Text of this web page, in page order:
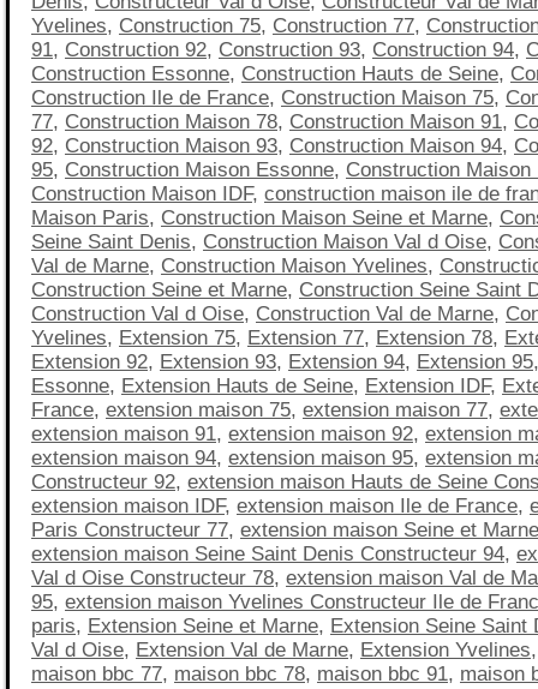
Yvelines, Construction 75, Construction 77,
91, Construction 92, Construction 93, Construction 94,
Construction Essonne, Construction Hauts de Seine,
Construction Ile de France, Construction Maison 75,
77, Construction Maison 78, Construction Maison 91,
92, Construction Maison 93, Construction Maison 94,
95, Construction Maison Essonne, Construction Maison
Construction Maison IDF, construction maison ile de
Maison Paris, Construction Maison Seine et Marne,
Seine Saint Denis, Construction Maison Val d Oise,
Val de Marne, Construction Maison Yvelines,
Construction Seine et Marne, Construction Seine Saint
Construction Val d Oise, Construction Val de Marne,
Yvelines, Extension 75, Extension 77, Extension 78,
Extension 92, Extension 93, Extension 94, Extension 95
Essonne, Extension Hauts de Seine, Extension IDF,
France, extension maison 75, extension maison 77,
extension maison 91, extension maison 92, extension
extension maison 94, extension maison 95, extension
Constructeur 92, extension maison Hauts de Seine
extension maison IDF, extension maison Ile de France,
Paris Constructeur 77, extension maison Seine et
extension maison Seine Saint Denis Constructeur 94,
Val d Oise Constructeur 78, extension maison Val de
95, extension maison Yvelines Constructeur Ile de
paris, Extension Seine et Marne, Extension Seine Saint
Val d Oise, Extension Val de Marne, Extension Yvelines
maison bbc 77, maison bbc 78, maison bbc 91, maison